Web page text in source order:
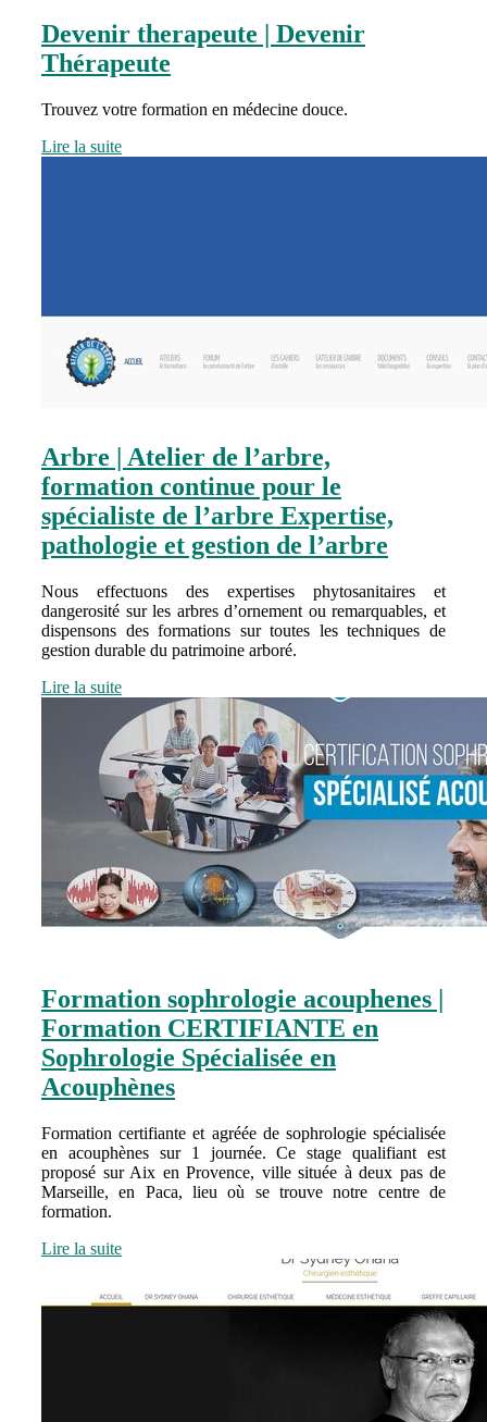
Devenir therapeute | Devenir
Thérapeute
Trouvez votre formation en médecine douce.
Lire la suite
Arbre | Atelier de l’arbre,
formation continue pour le
spécialiste de l’arbre Expertise,
pathologie et gestion de l’arbre
Nous effectuons des expertises phytosanitaires et
dangerosité sur les arbres d’ornement ou remarquables, et
dispensons des formations sur toutes les techniques de
gestion durable du patrimoine arboré.
Lire la suite
Formation sophrologie acouphenes |
Formation CERTIFIANTE en
Sophrologie Spécialisée en
Acouphènes
Formation certifiante et agréée de sophrologie spécialisée
en acouphènes sur 1 journée. Ce stage qualifiant est
proposé sur Aix en Provence, ville située à deux pas de
Marseille, en Paca, lieu où se trouve notre centre de
formation.
Lire la suite